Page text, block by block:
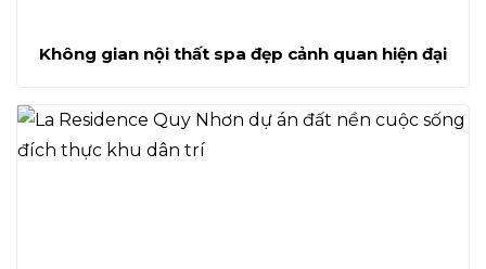
Không gian nội thất spa đẹp cảnh quan hiện đại